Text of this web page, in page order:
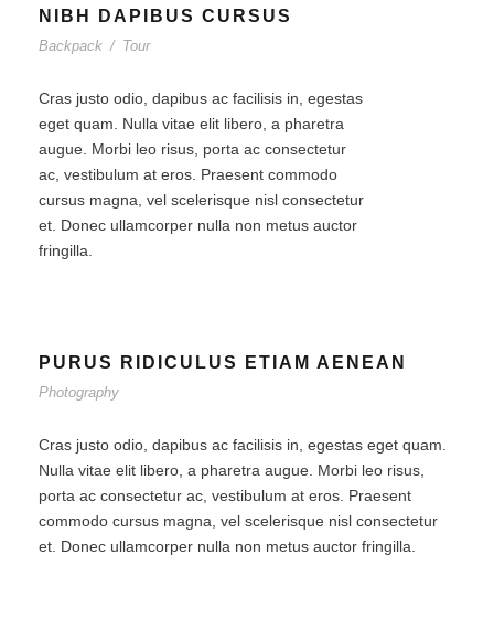
NIBH DAPIBUS CURSUS
Backpack / Tour
Cras justo odio, dapibus ac facilisis in, egestas
eget quam. Nulla vitae elit libero, a pharetra
augue. Morbi leo risus, porta ac consectetur
ac, vestibulum at eros. Praesent commodo
cursus magna, vel scelerisque nisl consectetur
et. Donec ullamcorper nulla non metus auctor
fringilla.
PURUS RIDICULUS ETIAM AENEAN
Photography
Cras justo odio, dapibus ac facilisis in, egestas eget quam.
Nulla vitae elit libero, a pharetra augue. Morbi leo risus,
porta ac consectetur ac, vestibulum at eros. Praesent
commodo cursus magna, vel scelerisque nisl consectetur
et. Donec ullamcorper nulla non metus auctor fringilla.